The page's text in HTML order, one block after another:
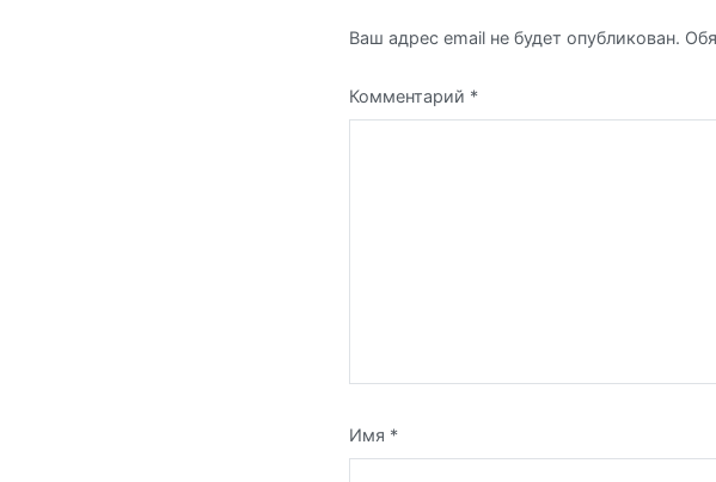
Ваш адрес email не будет опубликован.
Комментарий *
Имя *